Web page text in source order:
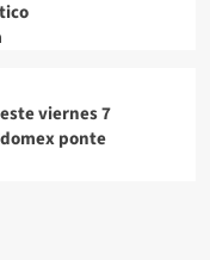
viernes 7
ponte